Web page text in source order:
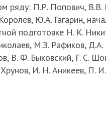
ряду: П.Р. Попович, В.В.
Ю.А. Гагарин,
подготовке Н. К.
М.З. Рафиков, Д.А.
В. Ф. Быковский, Г. С.
И. Н. Аникеев, П.